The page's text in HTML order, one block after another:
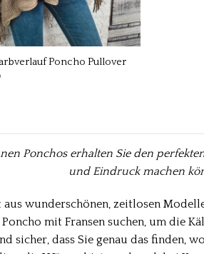
Poncho Pullover
Ponchos erhalten Sie den
und Eindruck machen
wunderschönen, zeitlosen
mit Fransen suchen, um die
sicher, dass Sie genau das finden,